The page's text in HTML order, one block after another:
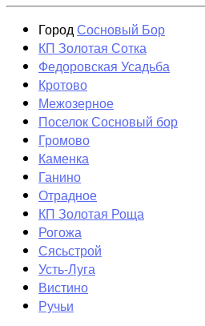
ГородСосновый Бор
КП Золотая Сотка
Федоровская Усадьба
Кротово
Межозерное
Поселок Сосновый бор
Громово
Каменка
Ганино
Отрадное
КП Золотая Роща
Рогожа
Сясьстрой
Усть-Луга
Вистино
Ручьи